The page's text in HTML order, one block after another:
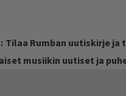
Tilaa Rumban uutiskirje
musiikin uutiset ja